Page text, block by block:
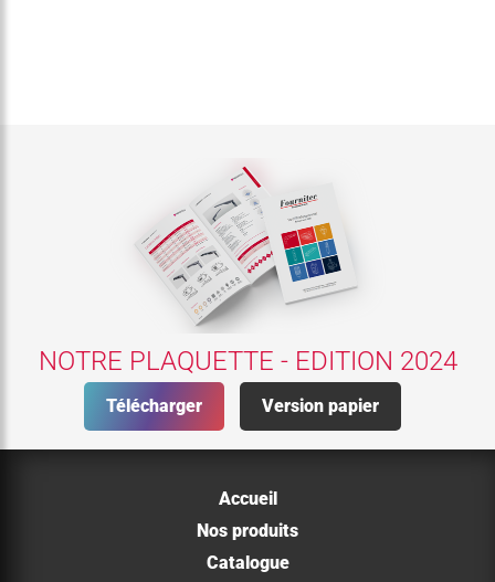
NOTRE PLAQUETTE - EDITION 2024
Télécharger Version papier
Accueil
Nos produits
Catalogue